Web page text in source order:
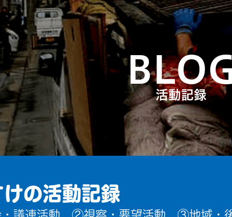
活動記録
の活動記録